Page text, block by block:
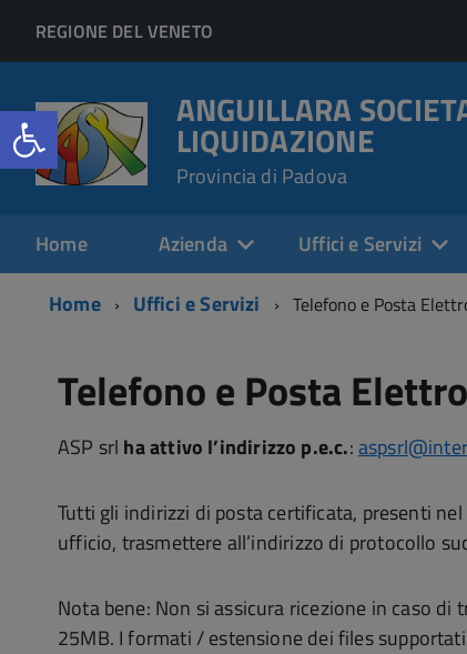
Open toolbar
REGIONE DEL VENETO
ANGUILLARA
LIQUIDAZIONE
Provincia di Padova
Home Azienda Uffici e Servizi
Home
Uffici e Servizi Telefono e Posta
Telefono e Posta
ASP srl ha attivo l’indirizzo p.e.c.:
Tutti gli indirizzi di posta certificata, presenti
ufficio, trasmettere all’indirizzo di protocollo
Nota bene: Non si assicura ricezione in caso
25MB. I formati / estensione dei files